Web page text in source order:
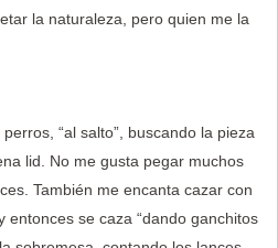
la naturaleza, pero quien me la
“al salto”, buscando la pieza
lid. No me gusta pegar muchos
También me encanta cazar con
entonces se caza “dando ganchitos